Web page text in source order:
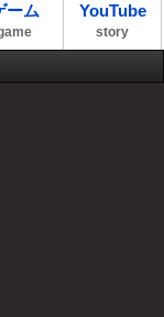
ーム YouTube
story